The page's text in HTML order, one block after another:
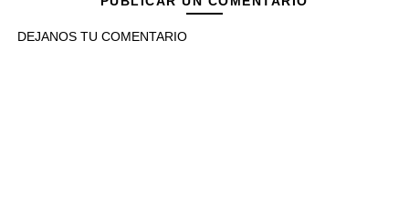
DEJANOS TU COMENTARIO